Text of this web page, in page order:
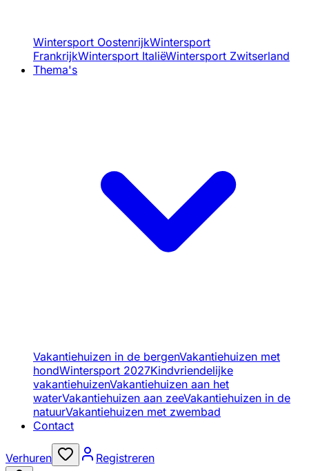
Wintersport OostenrijkWintersport
FrankrijkWintersport ItaliëWintersport Zwitserland
Thema's
Vakantiehuizen in de bergenVakantiehuizen met
hondWintersport 2027Kindvriendelijke
vakantiehuizenVakantiehuizen aan het
waterVakantiehuizen aan zeeVakantiehuizen in de
natuurVakantiehuizen met zwembad
Contact
Verhuren Registreren